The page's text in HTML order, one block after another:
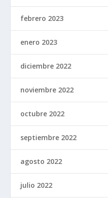
febrero 2023
enero 2023
diciembre 2022
noviembre 2022
octubre 2022
septiembre 2022
agosto 2022
julio 2022